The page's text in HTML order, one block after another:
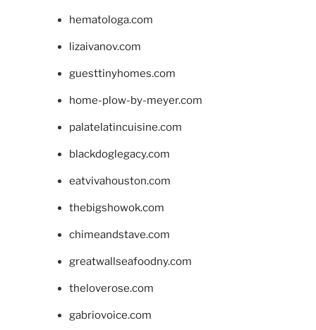
hematologa.com
lizaivanov.com
guesttinyhomes.com
home-plow-by-meyer.com
palatelatincuisine.com
blackdoglegacy.com
eatvivahouston.com
thebigshowok.com
chimeandstave.com
greatwallseafoodny.com
theloverose.com
gabriovoice.com